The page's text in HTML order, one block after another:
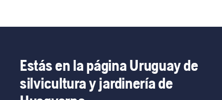
Estás en la página Uruguay de
silvicultura y jardinería de